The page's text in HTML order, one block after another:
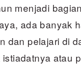
menjadi
ada banyak
dan pelajari di
atau